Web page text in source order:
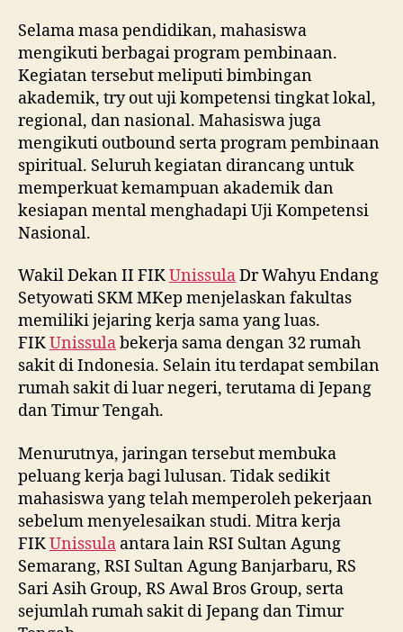
Selama masa pendidikan, mahasiswa
mengikuti berbagai program pembinaan.
Kegiatan tersebut meliputi bimbingan
akademik, try out uji kompetensi tingkat lokal,
regional, dan nasional. Mahasiswa juga
mengikuti outbound serta program pembinaan
spiritual. Seluruh kegiatan dirancang untuk
memperkuat kemampuan akademik dan
kesiapan mental menghadapi Uji Kompetensi
Nasional.
Wakil Dekan II FIKUnissulaDr Wahyu Endang
Setyowati SKM MKep menjelaskan fakultas
memiliki jejaring kerja sama yang luas.
FIKUnissulabekerja sama dengan 32 rumah
sakit di Indonesia. Selain itu terdapat sembilan
rumah sakit di luar negeri, terutama di Jepang
dan Timur Tengah.
Menurutnya, jaringan tersebut membuka
peluang kerja bagi lulusan. Tidak sedikit
mahasiswa yang telah memperoleh pekerjaan
sebelum menyelesaikan studi. Mitra kerja
FIKUnissula antara lain RSI Sultan Agung
Semarang, RSI Sultan Agung Banjarbaru, RS
Sari Asih Group, RS Awal Bros Group, serta
sejumlah rumah sakit di Jepang dan Timur